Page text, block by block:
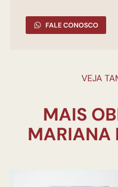
FALE CONOSCO
VEJA
MAIS